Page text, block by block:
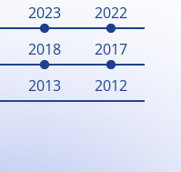
2023
2022
2018
2017
2013
2012